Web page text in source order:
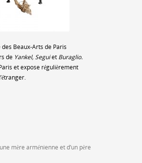
des Beaux-Arts de Paris
de Yankel, Seguiet Buraglio.
et expose régulièrement
mère arménienne et d’un père